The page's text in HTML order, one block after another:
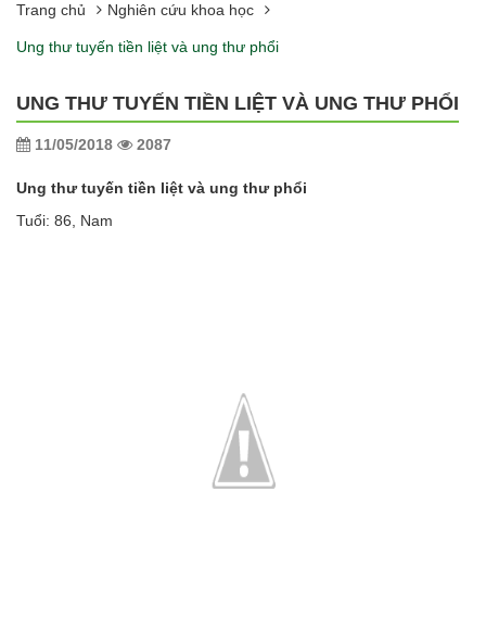
Trang chủ Nghiên cứu khoa học
Ung thư tuyến tiền liệt và ung thư phổi
UNG THƯ TUYẾN TIỀN LIỆT VÀ UNG THƯ PHỔI
11/05/2018 2087
Ung thư tuyến tiền liệt và ung thư phổi
Tuổi: 86, Nam